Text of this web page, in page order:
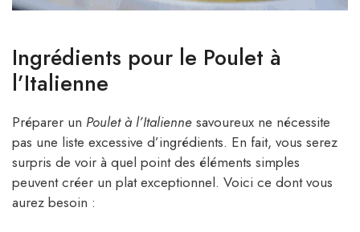
Ingrédients pour le Poulet à
l’Italienne
Préparer un Poulet à l’Italienne savoureux ne nécessite
pas une liste excessive d’ingrédients. En fait, vous serez
surpris de voir à quel point des éléments simples
peuvent créer un plat exceptionnel. Voici ce dont vous
aurez besoin :